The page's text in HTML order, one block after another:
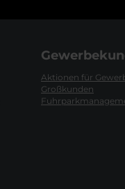
Aktionen für
Großkunden